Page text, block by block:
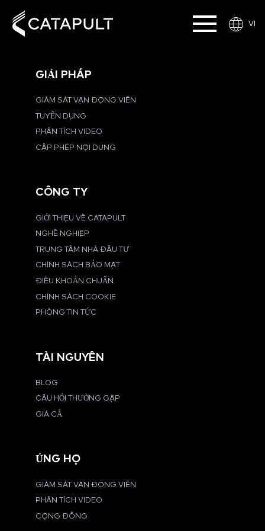
VI
GIẢI PHÁP
GIÁM SÁT VẬN ĐỘNG VIÊN
TUYỂN DỤNG
PHÂN TÍCH VIDEO
CẤP PHÉP NỘI DUNG
CÔNG TY
GIỚI THIỆU VỀ CATAPULT
NGHỀ NGHIỆP
TRUNG TÂM NHÀ ĐẦU TƯ
CHÍNH SÁCH BẢO MẬT
ĐIỀU KHOẢN CHUẨN
CHÍNH SÁCH COOKIE
PHÒNG TIN TỨC
TÀI NGUYÊN
BLOG
CÂU HỎI THƯỜNG GẶP
GIÁ CẢ
ỦNG HỘ
GIÁM SÁT VẬN ĐỘNG VIÊN
PHÂN TÍCH VIDEO
CỘNG ĐỒNG